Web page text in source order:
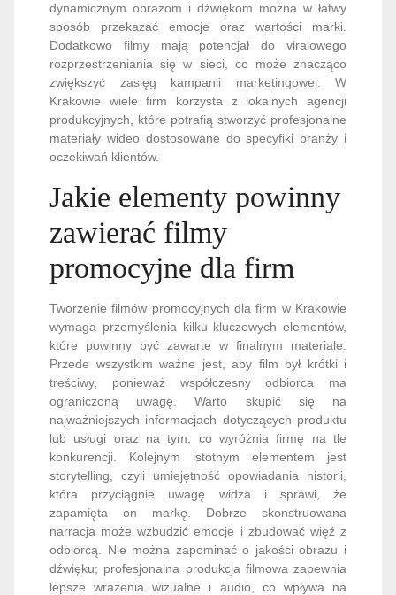
dynamicznym obrazom i dźwiękom można w łatwy
sposób przekazać emocje oraz wartości marki.
Dodatkowo filmy mają potencjał do viralowego
rozprzestrzeniania się w sieci, co może znacząco
zwiększyć zasięg kampanii marketingowej. W
Krakowie wiele firm korzysta z lokalnych agencji
produkcyjnych, które potrafią stworzyć profesjonalne
materiały wideo dostosowane do specyfiki branży i
oczekiwań klientów.
Jakie elementy powinny
zawierać filmy
promocyjne dla firm
Tworzenie filmów promocyjnych dla firm w Krakowie
wymaga przemyślenia kilku kluczowych elementów,
które powinny być zawarte w finalnym materiale.
Przede wszystkim ważne jest, aby film był krótki i
treściwy, ponieważ współczesny odbiorca ma
ograniczoną uwagę. Warto skupić się na
najważniejszych informacjach dotyczących produktu
lub usługi oraz na tym, co wyróżnia firmę na tle
konkurencji. Kolejnym istotnym elementem jest
storytelling, czyli umiejętność opowiadania historii,
która przyciągnie uwagę widza i sprawi, że
zapamięta on markę. Dobrze skonstruowana
narracja może wzbudzić emocje i zbudować więź z
odbiorcą. Nie można zapominać o jakości obrazu i
dźwięku; profesjonalna produkcja filmowa zapewnia
lepsze wrażenia wizualne i audio, co wpływa na